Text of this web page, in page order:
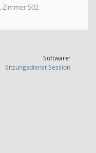
Zimmer 502
Software:
SitzungsdienstSession(Wird in